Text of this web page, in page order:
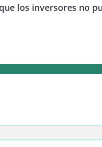
los inversores no